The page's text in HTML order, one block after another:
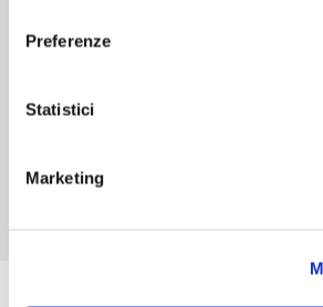
Preferenze
Statistici
Marketing
60
Chiusura: gennaio chiuso periodo